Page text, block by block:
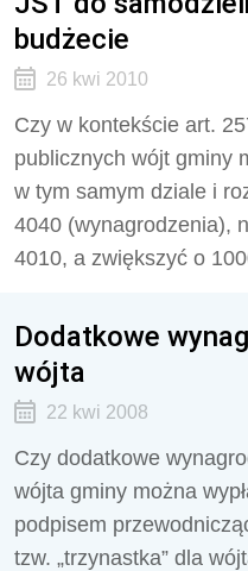
budżecie
26 kwi 2010
Czy w kontekście art.
publicznych wójt gminy
w tym samym dziale i
4040 (wynagrodzenia),
4010, a zwiększyć o
Dodatkowe
wójta
22 kwi 2008
Czy dodatkowe
wójta gminy można
podpisem
tzw. „trzynastka” dla